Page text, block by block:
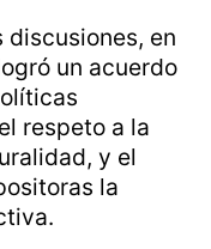
discusiones, en
un acuerdo
respeto a la
y el
la